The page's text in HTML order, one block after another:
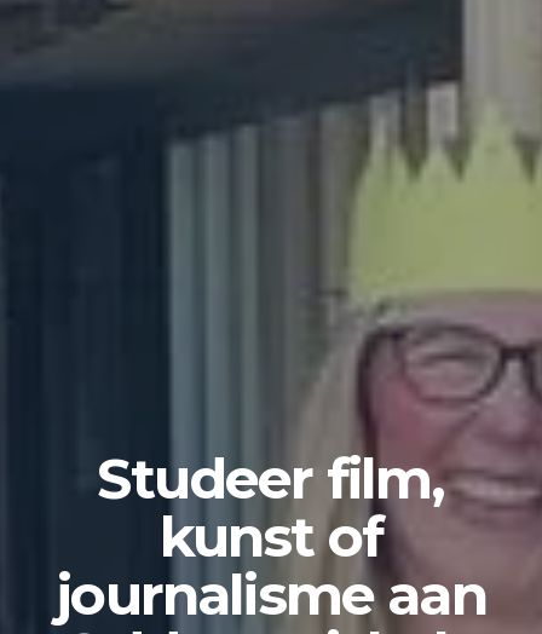
Studeer film,
kunst of
journalisme aan